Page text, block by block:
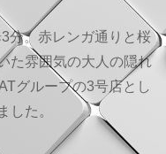
分。赤レンガ通りと桜
た雰囲気の大人の隠れ
グループの3号店とし
した。